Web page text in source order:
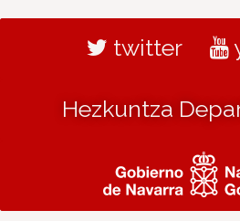
twitter
Hezkuntza